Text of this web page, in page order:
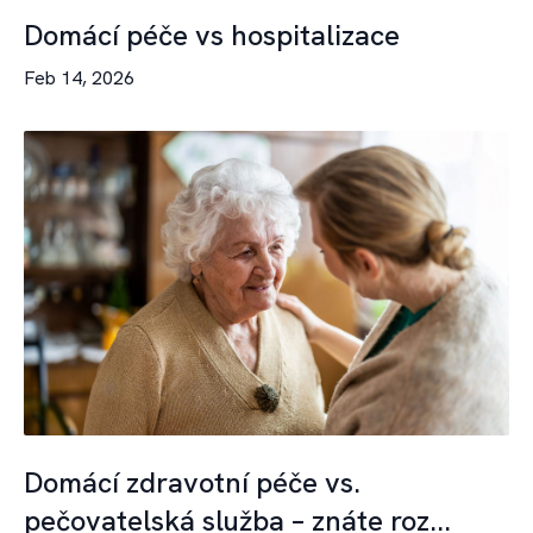
Domácí péče vs hospitalizace
Feb 14, 2026
Domácí zdravotní péče vs.
pečovatelská služba – znáte roz...